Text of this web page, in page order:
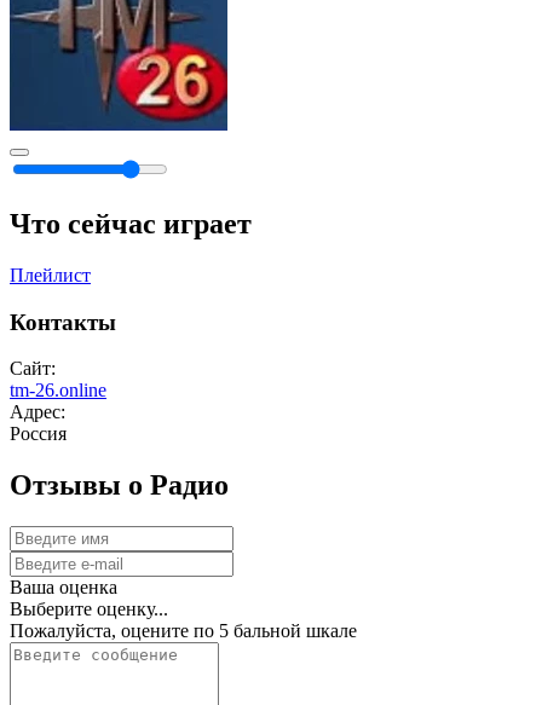
Что сейчас играет
Плейлист
Контакты
Сайт:
tm-26.online
Адрес:
Россия
Отзывы о Радио
Ваша оценка
Выберите оценку...
Пожалуйста, оцените по 5 бальной шкале